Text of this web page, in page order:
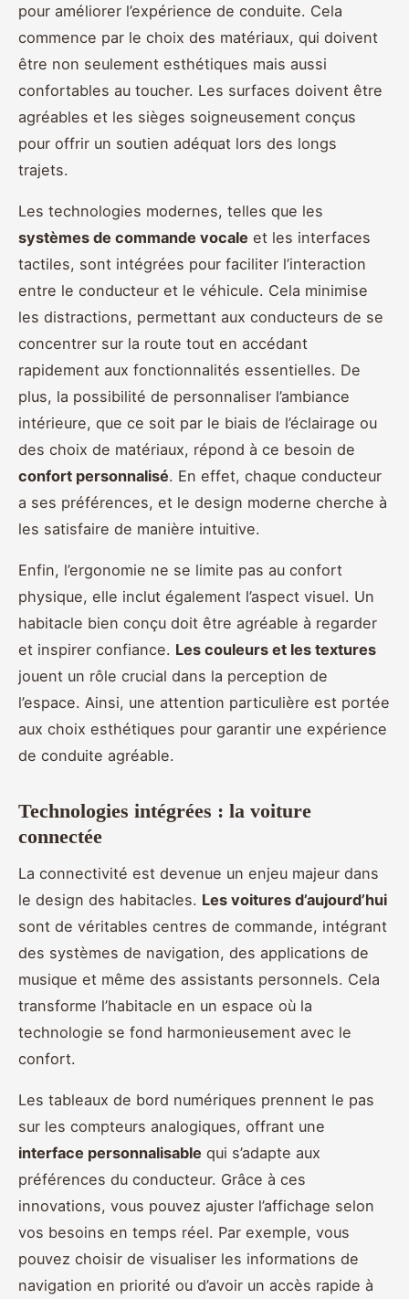
pour améliorer l’expérience de conduite. Cela
commence par le choix des matériaux, qui doivent
être non seulement esthétiques mais aussi
confortables au toucher. Les surfaces doivent être
agréables et les sièges soigneusement conçus
pour offrir un soutien adéquat lors des longs
trajets.
Les technologies modernes, telles que les
systèmes de commande vocale et les interfaces
tactiles, sont intégrées pour faciliter l’interaction
entre le conducteur et le véhicule. Cela minimise
les distractions, permettant aux conducteurs de se
concentrer sur la route tout en accédant
rapidement aux fonctionnalités essentielles. De
plus, la possibilité de personnaliser l’ambiance
intérieure, que ce soit par le biais de l’éclairage ou
des choix de matériaux, répond à ce besoin de
confort personnalisé. En effet, chaque conducteur
a ses préférences, et le design moderne cherche à
les satisfaire de manière intuitive.
Enfin, l’ergonomie ne se limite pas au confort
physique, elle inclut également l’aspect visuel. Un
habitacle bien conçu doit être agréable à regarder
et inspirer confiance. Les couleurs et les textures
jouent un rôle crucial dans la perception de
l’espace. Ainsi, une attention particulière est portée
aux choix esthétiques pour garantir une expérience
de conduite agréable.
Technologies intégrées : la voiture
connectée
La connectivité est devenue un enjeu majeur dans
le design des habitacles. Les voitures d’aujourd’hui
sont de véritables centres de commande, intégrant
des systèmes de navigation, des applications de
musique et même des assistants personnels. Cela
transforme l’habitacle en un espace où la
technologie se fond harmonieusement avec le
confort.
Les tableaux de bord numériques prennent le pas
sur les compteurs analogiques, offrant une
interface personnalisable qui s’adapte aux
préférences du conducteur. Grâce à ces
innovations, vous pouvez ajuster l’affichage selon
vos besoins en temps réel. Par exemple, vous
pouvez choisir de visualiser les informations de
navigation en priorité ou d’avoir un accès rapide à